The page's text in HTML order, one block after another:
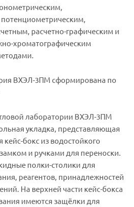
расчетно-графическим и
хроматографическим
ВХЭЛ-3ПМ сформирована по
лаборатории ВХЭЛ-3ПМ
укладка, представляющая
бокс из водостойкого
и ручками для переноски.
полки-столики для
реагентов, принадлежностей
На верхней части кейс-бокса
имеются защёлки для